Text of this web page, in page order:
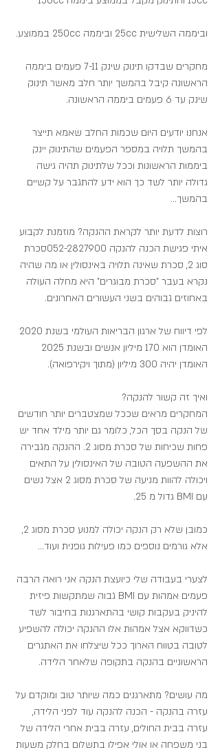
​וביממה השלישית 25cc וביממה 250cc בממוצע.
מחקרים שבדקו תינוק שינק 7-11 פעמים ביממה
הראשונה קיבל בהמשך יותר חלב מאשר תינוק
שינק עד 6 פעמים ביממה הראשונה.
אנחנו יודעים היום שכמות החלב שאמא תייצר
בהמשך תלויה במספר הפעמים שהתינוק יינק
ביממות הראשונות וככל שלתינוק תהיה גישה
גדולה יותר לשד כך הוא ידע להתגבר על קשיים
בהמשך...
רוצות לדעת יותר לקראת ההנקה? מוזמנת לקבוע
איתי פגישת הכנה להנקה 052-2827900סכרת
סוג 2, סכרת שאינה תלויה באינסולין או מה שהיה
נקרא בעבר "סכרת מבוגרים" היא מחלה העולה
באחוזים גבוהים בשני העשורים האחרונים.
האומדן יהיה 300 מיליון (מתוך ויקירפואה).
ואיך זה קשור להנקה?
המחקרים מראים שככל שמצטברים יותר חודשים
של הנקה בסך הכל, כלומר גם יותר מילד אחד יש
פחות שכיחות של סכרת מסוג 2. ההנקה מגבירה
את ההשפעה הטובה של האינסולין על התאים
ויכולה להוות מניעה של סכרת מסוג 2 אצל נשים
עם BMI גדול מ 25.
כמובן שלא רק הנקה יכולה למנוע סכרת מסוג 2,
אלא גורמים נוספים כמו פעילות גופנית ועוד...
לצערי בעבודה שלי כיועצת הנקה אני רואה הרבה
פעמים אמהות עם BMI גבוה שמתקשות פיזית
להיניק בעקבות קושי בהתארגנות בחיבור לשד
כשדווקא אצל אמהות אלו ההנקה יכולה להשפיע
לטובה בטווח הארוך ככל שיצלחו את האתגרים
הראשוניים בהנקה בתקופה שלאחר הלידה.
מה עושים? מתארגנים כמה שיותר טוב ומוקדם על
עזרה בהנקה - הכנה להנקה עוד לפני הלידה,
עזרה בבית החולים, עזרה בבית אחרי הלידה של
בני משפחה או אולי אפילו בתשלום בחלק משעות